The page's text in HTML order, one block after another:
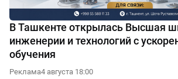
В Ташкенте открылась Высшая
инженерии и технологий с
обучения
Реклама4 августа 18:00